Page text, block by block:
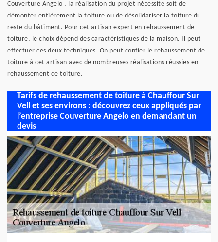
Couverture Angelo , la réalisation du projet nécessite soit de
démonter entièrement la toiture ou de désolidariser la toiture du
reste du bâtiment. Pour cet artisan expert en rehaussement de
toiture, le choix dépend des caractéristiques de la maison. Il peut
effectuer ces deux techniques. On peut confier le rehaussement de
toiture à cet artisan avec de nombreuses réalisations réussies en
rehaussement de toiture.
Tarifs de rehaussement de toiture à Chauffour Sur
Vell et ses environs : découvrez ceux appliqués par
l’entreprise Couverture Angelo en demandant un
devis